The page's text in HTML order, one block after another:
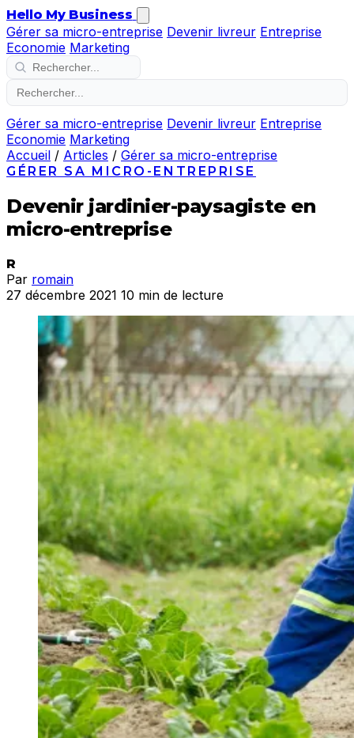
Hello My Business
Gérer sa micro-entreprise Devenir livreur Entreprise
Economie Marketing
Gérer sa micro-entreprise Devenir livreur Entreprise
Economie Marketing
Accueil / Articles / Gérer sa micro-entreprise
GÉRER SA MICRO-ENTREPRISE
Devenir jardinier-paysagiste en
micro-entreprise
R
Par romain
27 décembre 2021 10 min de lecture